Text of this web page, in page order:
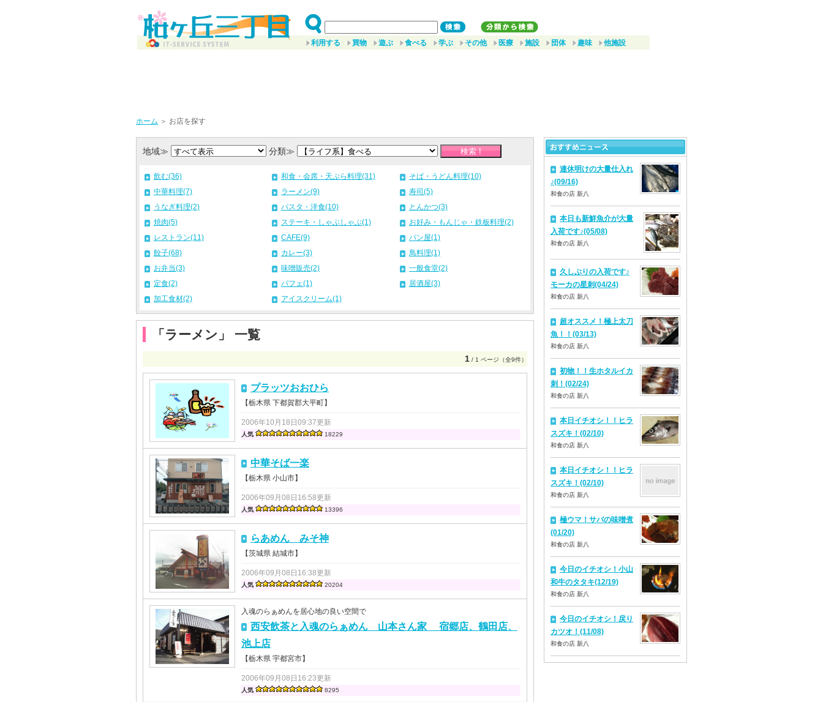
利用する 買物 遊ぶ 食べる 学ぶ その他 医療 施設 団体 趣味 他施設
ホーム ＞ お店を探す
地域≫ 分類≫
飲む(36) 和食・会席・天ぷら料理(31)
そば・うどん料理(10)
中華料理(7)
ラーメン(9)
寿司(5)
うなぎ料理(2)
パスタ・洋食(10)
とんかつ(3)
焼肉(5)
ステーキ・しゃぶしゃぶ(1)
お好み・もんじゃ・鉄板料理(2)
レストラン(11)
CAFE(9)
パン屋(1)
餃子(68)
カレー(3)
鳥料理(1)
お弁当(3)
味噌販売(2)
一般食堂(2)
定食(2)
パフェ(1)
居酒屋(3)
加工食材(2)
アイスクリーム(1)
「ラーメン」 一覧
1 / 1 ページ（全9件）
プラッツおおひら
【栃木県 下都賀郡大平町】
2006年10月18日09:37更新
人気 18229
中華そば一楽
【栃木県 小山市】
2006年09月08日16:58更新
人気 13396
らあめん みそ神
【茨城県 結城市】
2006年09月08日16:38更新
人気 20204
入魂のらぁめんを居心地の良い空間で
西安飲茶と入魂のらぁめん 山本さん家 宿郷店、鶴田店、
池上店
【栃木県 宇都宮市】
2006年09月08日16:23更新
人気 8295
連休明けの大量仕入れ
♪(09/16)
和食の店 新八
本日も新鮮魚介が大量
入荷です♪(05/08)
和食の店 新八
久しぶりの入荷です♪
モーカの星刺(04/24)
和食の店 新八
超オススメ！極上太刀
魚！！(03/13)
和食の店 新八
初物！！生ホタルイカ
刺！(02/24)
和食の店 新八
本日イチオシ！！ヒラ
スズキ！(02/10)
和食の店 新八
本日イチオシ！！ヒラ
スズキ！(02/10)
和食の店 新八
極ウマ！サバの味噌煮
(01/20)
和食の店 新八
今日のイチオシ！小山
和牛のタタキ(12/19)
和食の店 新八
今日のイチオシ！戻り
カツオ！(11/08)
和食の店 新八